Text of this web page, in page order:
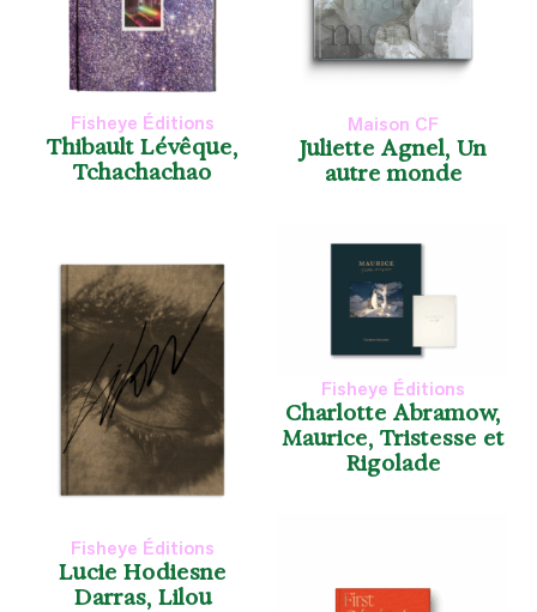
Maison CF
Juliette Agnel, Un
autre monde
Fisheye Éditions
Thibault Lévêque,
Tchachachao
Fisheye Éditions
Lucie Hodiesne
Darras, Lilou
Fisheye Éditions
Charlotte Abramow,
Maurice, Tristesse et
Rigolade